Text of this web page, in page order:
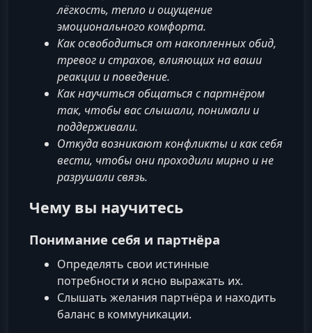
лёгкость, тепло и ощущение
эмоционального комфорта.
Как освободиться от накопленных обид,
тревог и страхов, влияющих на ваши
реакции и поведение.
Как научиться общаться с партнёром
так, чтобы вас слышали, понимали и
поддерживали.
Откуда возникают конфликты и как себя
вести, чтобы они проходили мирно и не
разрушали связь.
Чему вы научитесь
Понимание себя и партнёра
Определять свои истинные
потребности и ясно выражать их.
Слышать желания партнёра и находить
баланс в коммуникации.